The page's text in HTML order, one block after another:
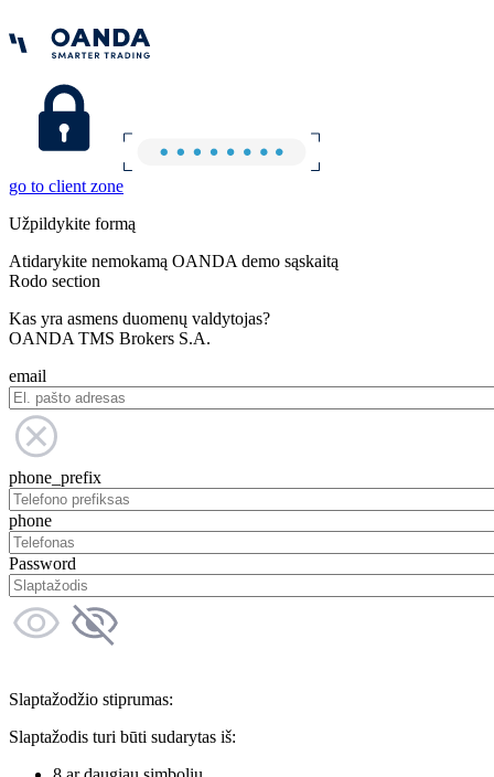
go to client zone
Užpildykite formą
Atidarykite nemokamą OANDA demo sąskaitą
Rodo section
Kas yra asmens duomenų valdytojas?
OANDA TMS Brokers S.A.
email
phone_prefix
phone
Password
Slaptažodžio stiprumas:
Slaptažodis turi būti sudarytas iš: